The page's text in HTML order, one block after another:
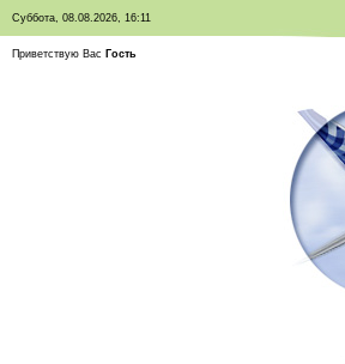
Суббота, 08.08.2026, 16:11
Приветствую Вас Гость